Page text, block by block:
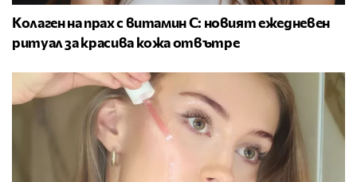
Колаген на прах с витамин C: новият ежедневен
ритуал за красива кожа отвътре